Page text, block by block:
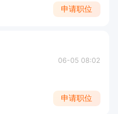
申请职位
06-05 08:02
申请职位